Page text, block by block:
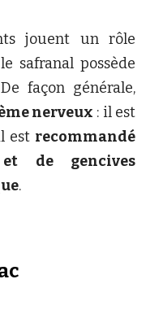
jouent un rôle
safranal possède
façon générale,
nerveux : il est
est recommandé
de gencives
.